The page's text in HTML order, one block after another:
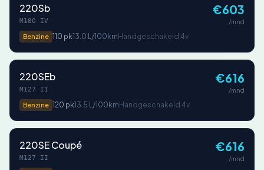
220Sb
M180 IV
Benzine 110 pk13.0 L/100km Handgeschakeld 4v
€603
/mnd
220SEb
M127 II
Benzine 120 pk13.5 L/100km Handgeschakeld 4v
€616
/mnd
220SE Coupé
M127 II
€616
/mnd